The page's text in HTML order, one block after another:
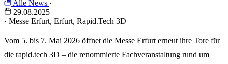
Alle News ·
29.08.2025
· Messe Erfurt, Erfurt, Rapid.Tech 3D
Vom 5. bis 7. Mai 2026 öffnet die Messe Erfurt erneut ihre Tore für
die rapid.tech 3D – die renommierte Fachveranstaltung rund um